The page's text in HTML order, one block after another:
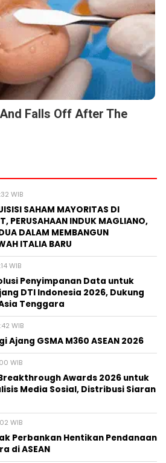
Falls Off After The
WIB
SAHAM MAYORITAS DI
PERUSAHAAN INDUK MAGLIANO,
DALAM MEMBANGUN
ITALIA BARU
WIB
Penyimpanan Data untuk
DTI Indonesia 2026, Dukung
Tenggara
WIB
GSMA M360 ASEAN 2026
WIB
Awards 2026 untuk
Media Sosial, Distribusi Siaran
WIB
Perbankan Hentikan Pendanaan
di ASEAN